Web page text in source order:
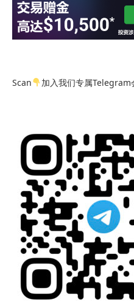
Scan 加入我们专属Telegram